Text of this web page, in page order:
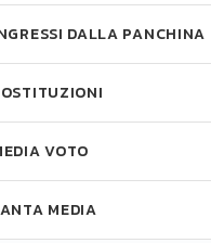
DALLA PANCHINA
VOTO
MEDIA